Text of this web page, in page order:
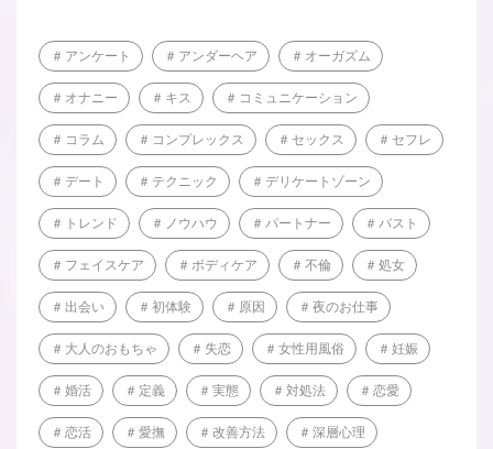
アンケート アンダーヘア オーガズム
オナニー キス コミュニケーション
コラム コンプレックス セックス セフレ
デート テクニック デリケートゾーン
トレンド ノウハウ パートナー バスト
フェイスケア ボディケア 不倫 処女
出会い 初体験 原因 夜のお仕事
大人のおもちゃ 失恋 女性用風俗 妊娠
婚活 定義 実態 対処法 恋愛
恋活 愛撫 改善方法 深層心理